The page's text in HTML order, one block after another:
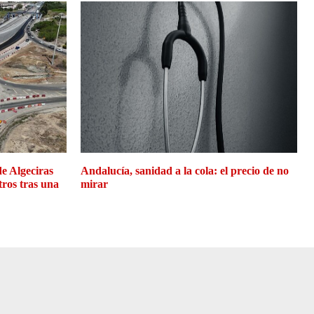
Algeciras
tras una
Andalucía, sanidad a la cola: el precio de no
mirar